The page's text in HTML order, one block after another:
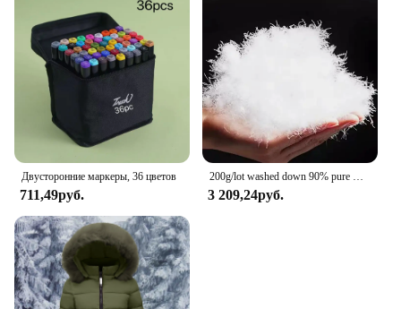
Двусторонние маркеры, 36 цветов
711,49руб.
200g/lot washed down 90% pure white goose down,DIY down pillow core fillers coat down goose down piumino donna
3 209,24руб.